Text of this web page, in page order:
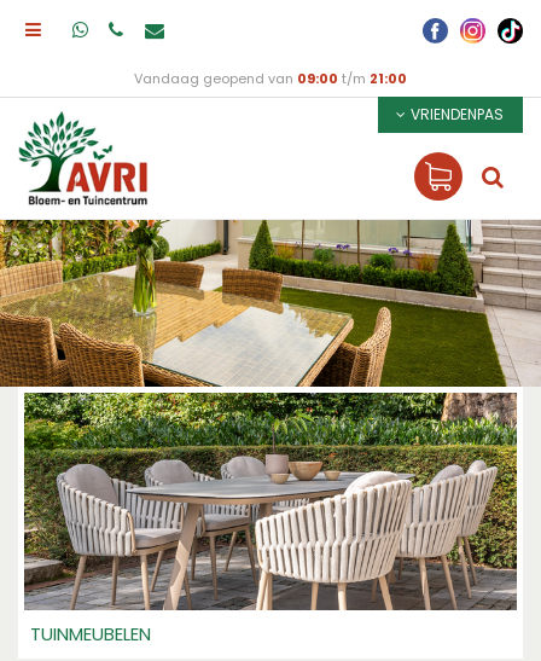
Vandaag geopend van 09:00 t/m 21:00
VRIENDENPAS
TUINMEUBELEN